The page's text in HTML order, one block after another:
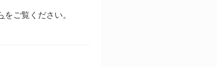
をご覧ください。